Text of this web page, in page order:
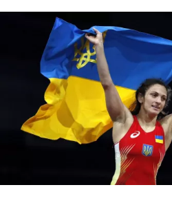
КІБЕРСПОРТ
ЧС-2026
ФУТЗАЛ
ІНШІ